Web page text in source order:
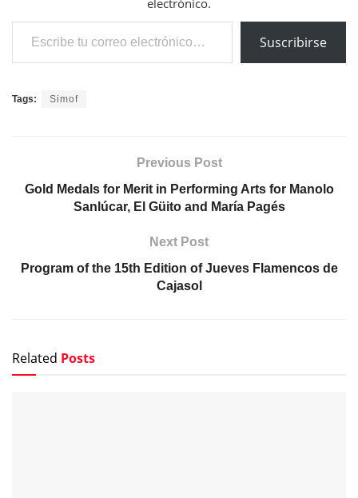
electrónico.
Escribe tu correo electrónico…
Suscribirse
Tags: Simof
Previous Post
Gold Medals for Merit in Performing Arts for Manolo
Sanlúcar, El Güito and María Pagés
Next Post
Program of the 15th Edition of Jueves Flamencos de
Cajasol
Related Posts